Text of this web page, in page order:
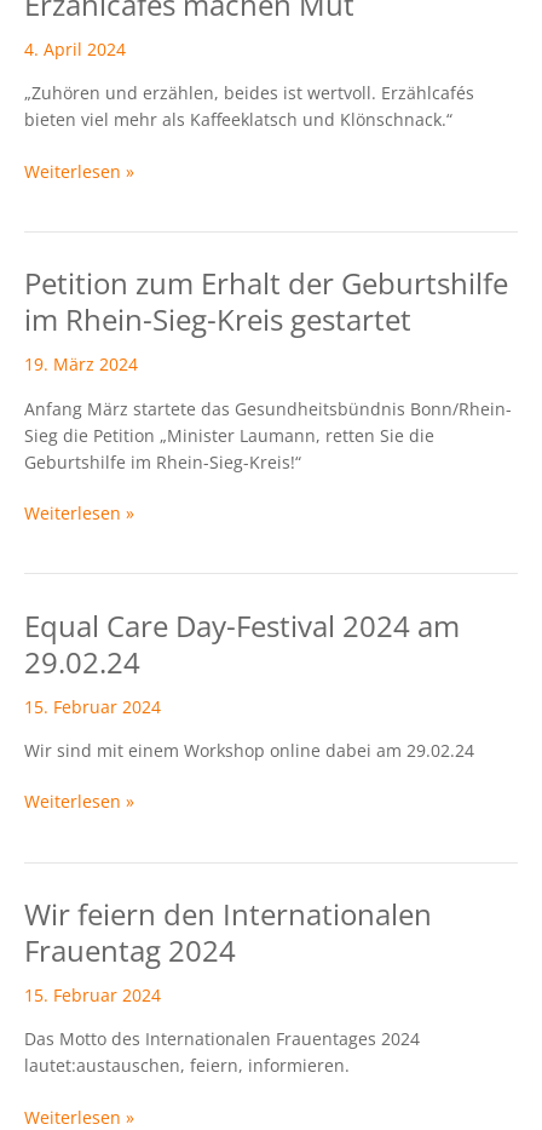
4. April 2024
„Zuhören und erzählen, beides ist wertvoll. Erzählcafés
bieten viel mehr als Kaffeeklatsch und Klönschnack.“
Erzählcafés
machen
Weiterlesen »
Petition zum Erhalt der Geburtshilfe
im Rhein-Sieg-Kreis gestartet
19. März 2024
Anfang März startete das Gesundheitsbündnis Bonn/Rhein-
Sieg die Petition „Minister Laumann, retten Sie die
Geburtshilfe im Rhein-Sieg-Kreis!“
Petition
zum
Erhalt
der
im
Rhein-
Sieg-
gestartet
Weiterlesen »
Equal Care Day-Festival 2024 am
29.02.24
15. Februar 2024
Wir sind mit einem Workshop online dabei am 29.02.24
Equal
Care
Day-
Festival
am
Weiterlesen »
Wir feiern den Internationalen
Frauentag 2024
15. Februar 2024
Das Motto des Internationalen Frauentages 2024
lautet:austauschen, feiern, informieren.
Wir
den
Internationalen
2024
Weiterlesen »